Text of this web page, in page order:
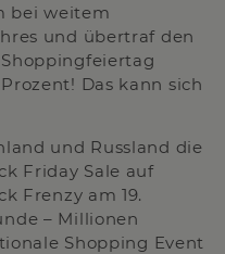
bei weitem
und übertraf den
Das kann sich
und Russland die
Friday Sale auf
Frenzy am 19.
– Millionen
Shopping Event